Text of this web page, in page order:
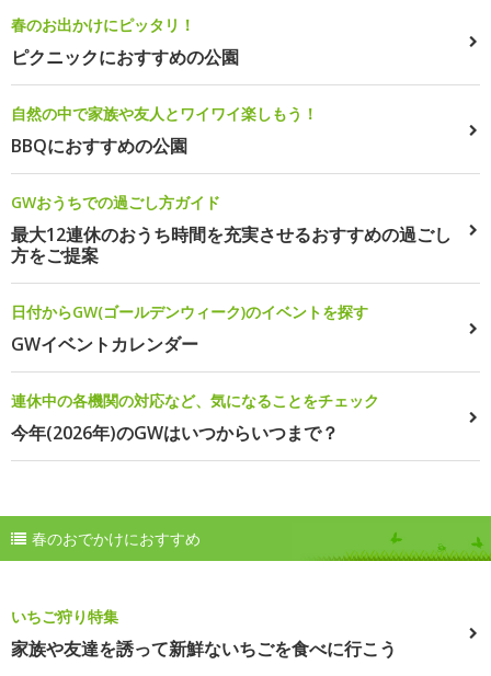
春のお出かけにピッタリ！
ピクニックにおすすめの公園
自然の中で家族や友人とワイワイ楽しもう！
BBQにおすすめの公園
GWおうちでの過ごし方ガイド
最大12連休のおうち時間を充実させるおすすめの過ごし
方をご提案
日付からGW(ゴールデンウィーク)のイベントを探す
GWイベントカレンダー
連休中の各機関の対応など、気になることをチェック
今年(2026年)のGWはいつからいつまで？
春のおでかけにおすすめ
いちご狩り特集
家族や友達を誘って新鮮ないちごを食べに行こう